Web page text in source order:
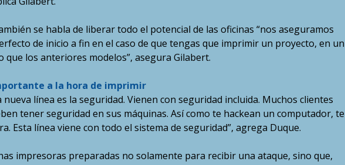
se habla de liberar todo el potencial de las oficinas “nos aseguramos
de inicio a fin en el caso de que tengas que imprimir un proyecto, en un
que los anteriores modelos”, asegura Gilabert.
a la hora de imprimir
nueva línea es la seguridad. Vienen con seguridad incluida. Muchos clientes
tener seguridad en sus máquinas. Así como te hackean un computador, te
Esta línea viene con todo el sistema de seguridad”, agrega Duque.
impresoras preparadas no solamente para recibir una ataque, sino que,